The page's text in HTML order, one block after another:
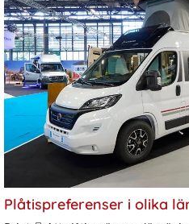
Plåtispreferenser i olika